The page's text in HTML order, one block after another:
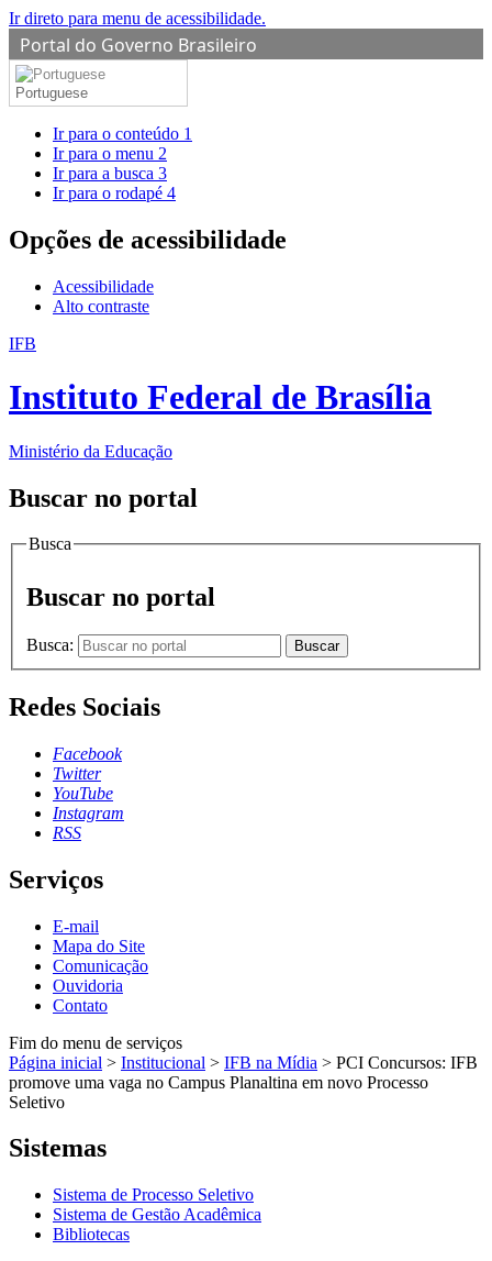
Ir direto para menu de acessibilidade.
Portal do Governo Brasileiro
Portuguese
Ir para o conteúdo 1
Ir para o menu 2
Ir para a busca 3
Ir para o rodapé 4
Opções de acessibilidade
Acessibilidade
Alto contraste
IFB
Instituto Federal de Brasília
Ministério da Educação
Buscar no portal
Busca
Buscar no portal
Busca: Buscar
Redes Sociais
Facebook
Twitter
YouTube
Instagram
RSS
Serviços
E-mail
Mapa do Site
Comunicação
Ouvidoria
Contato
Fim do menu de serviços
Página inicial > Institucional > IFB na Mídia > PCI Concursos: IFB
promove uma vaga no Campus Planaltina em novo Processo
Seletivo
Sistemas
Sistema de Processo Seletivo
Sistema de Gestão Acadêmica
Bibliotecas